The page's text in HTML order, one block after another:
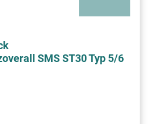
SMS ST30 Typ 5/6